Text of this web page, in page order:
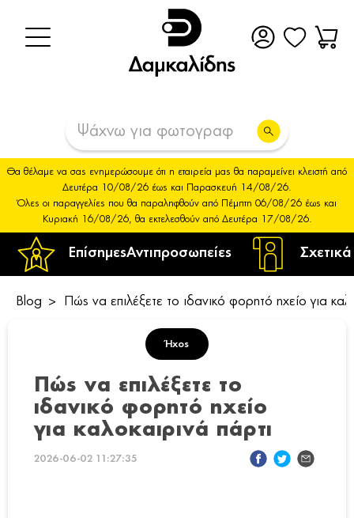
ΕπίσημεςΑντιπροσωπείες
Θα θέλαμε να σας ενημερώσουμε ότι η εταιρεία μας θα παραμείνει κλειστή από
Δευτέρα 10/08/26 έως και Παρασκευή 14/08/26.
Όλες οι παραγγελίες που θα παραληφθούν από Πέμπτη 06/08/26 έως και
Κυριακή 16/08/26, θα εκτελεσθούν από Δευτέρα 17/08/26.
Blog Πώς να επιλέξετε το ιδανικό φορητό ηχείο για
Ήχος
Πώς να επιλέξετε το
ιδανικό φορητό ηχείο
για καλοκαιρινά πάρτι
2026-06-02 11:27:35